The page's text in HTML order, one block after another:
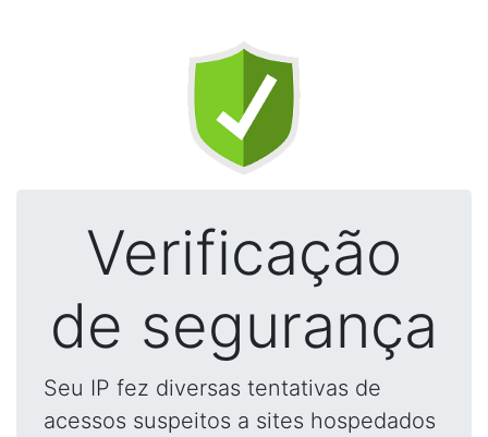
Verificação
de segurança
Seu IP fez diversas tentativas de
acessos suspeitos a sites hospedados